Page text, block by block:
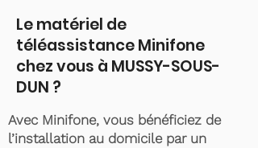
Le matériel de
téléassistance Minifone
chez vous à MUSSY-SOUS-
DUN ?
Avec Minifone, vous bénéficiez de
l’installation au domicile par un